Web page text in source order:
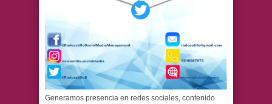
Generamos presencia en redes sociales, contenido